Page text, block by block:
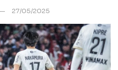
27/05/2025